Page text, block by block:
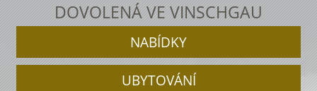
DOVOLENÁ VE VINSCHGAU
NABÍDKY
UBYTOVÁNÍ